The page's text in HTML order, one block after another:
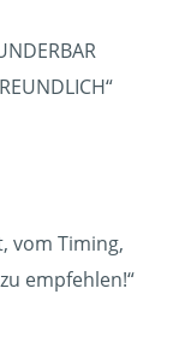
vom Timing,
empfehlen!“